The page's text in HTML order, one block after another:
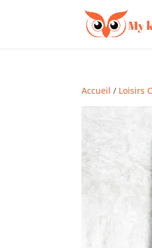
Accueil / Loisirs